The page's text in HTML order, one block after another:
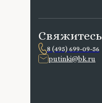
Свяжитесь
8 (495) 699-09-56
putinki@bk.ru